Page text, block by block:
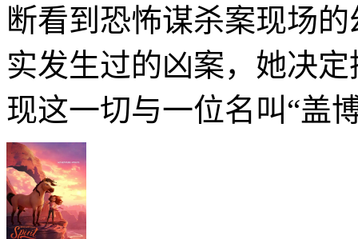
断看到恐怖谋杀案现场
实发生过的凶案，她决
现这一切与一位名叫“盖